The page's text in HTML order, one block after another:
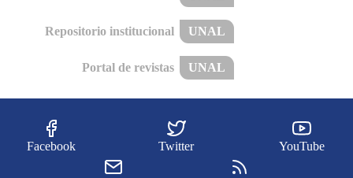
Repositorio institucional UNAL
Portal de revistas UNAL
Facebook Twitter YouTube